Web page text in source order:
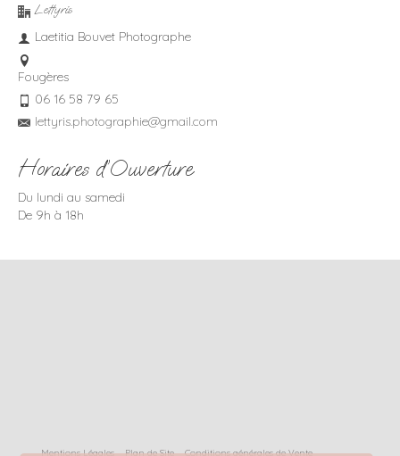
Lettyris
Laetitia Bouvet Photographe
Fougères
06 16 58 79 65
lettyris.photographie@gmail.com
Horaires d’Ouverture
Du lundi au samedi
De 9h à 18h
Mentions Légales Plan de Site Conditions générales de Vente